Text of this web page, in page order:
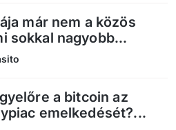
már nem a közös
sokkal nagyobb...
a bitcoin az
emelkedését?...